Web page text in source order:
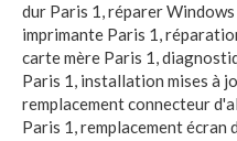
dur Paris 1,réparer
imprimante Paris 1,
carte mère Paris 1,
Paris 1, installation mises à
remplacement connecteur
Paris 1,remplacement écran